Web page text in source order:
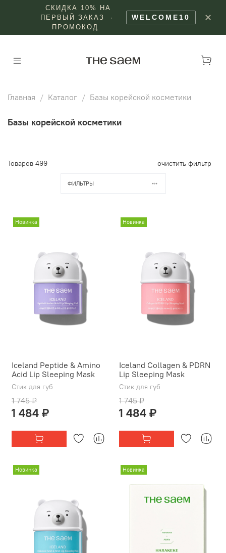
СКИДКА 10% НА
ПЕРВЫЙ ЗАКАЗ ·
ПРОМОКОД
WELCOME10 ✕
Главная Каталог Базы корейской косметики
Базы корейской косметики
Товаров 499 очистить фильтр
ФИЛЬТРЫ
Новинка
Iceland Peptide & Amino
Acid Lip Sleeping Mask
Стик для губ
1 745 ₽
1 484 ₽
Новинка
Iceland Collagen & PDRN
Lip Sleeping Mask
Стик для губ
1 745 ₽
1 484 ₽
Новинка Новинка